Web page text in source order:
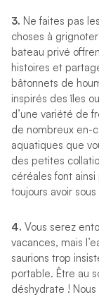
3. Ne faites pas
choses à
bateau privé
histoires et
bâtonnets de
inspirés des îles
d’une variété de
de nombreux en-
aquatiques que
des petites
céréales font
toujours avoir
4. Vous serez
vacances, mais
saurions trop
portable. Être au
déshydrate !